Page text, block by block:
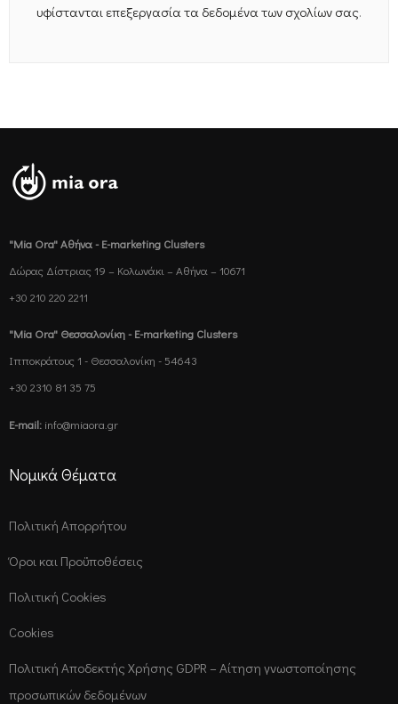
υφίστανται επεξεργασία τα δεδομένα των σχολίων σας.
"Mia Ora" Αθήνα - E-marketing Clusters
Δώρας Δίστριας 19 – Κολωνάκι – Αθήνα – 10671
+30 210 220 2211
"Mia Ora" Θεσσαλονίκη - E-marketing Clusters
Ιπποκράτους 1 - Θεσσαλονίκη - 54643
+30 2310 81 35 75
E-mail: info@miaora.gr
Νομικά Θέματα
Πολιτική Απορρήτου
Όροι και Προϋποθέσεις
Πολιτική Cookies
Cookies
Πολιτική Αποδεκτής Χρήσης GDPR – Αίτηση γνωστοποίησης
προσωπικών δεδομένων